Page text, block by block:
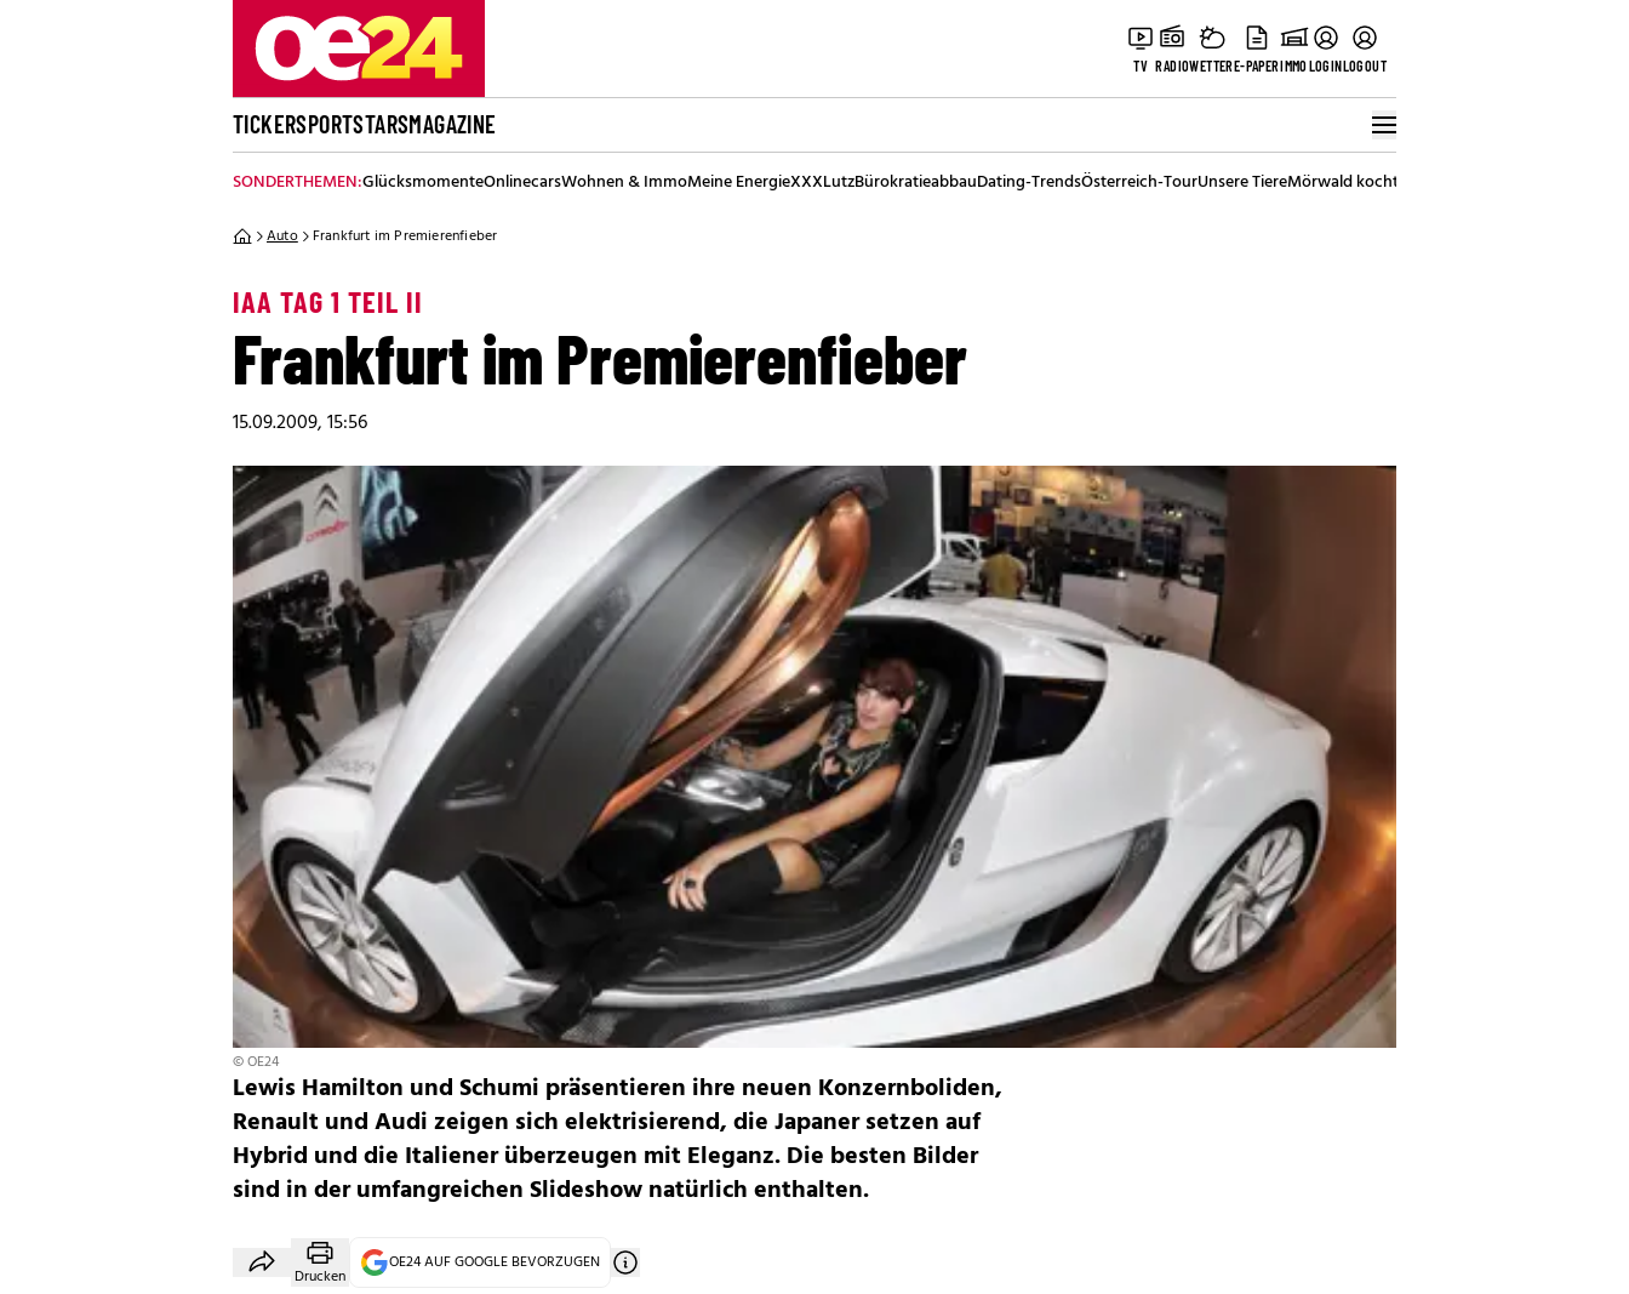
TV RADIOWETTERE-PAPERIMMOLOGINLOGOUT
TICKERSPORTSTARSMAGAZINE
SONDERTHEMEN:GlücksmomenteOnlinecarsWohnen & ImmoMeine EnergieXXXLutzBürokratieabbauDating-TrendsÖsterreich-TourUnsere TiereMörwald kocht
Auto Frankfurt im Premierenfieber
IAA TAG 1 TEIL II
Frankfurt im Premierenfieber
15.09.2009, 15:56
© OE24
Lewis Hamilton und Schumi präsentieren ihre neuen Konzernboliden,
Renault und Audi zeigen sich elektrisierend, die Japaner setzen auf
Hybrid und die Italiener überzeugen mit Eleganz. Die besten Bilder
sind in der umfangreichen Slideshow natürlich enthalten.
Drucken
OE24 AUF GOOGLE BEVORZUGEN